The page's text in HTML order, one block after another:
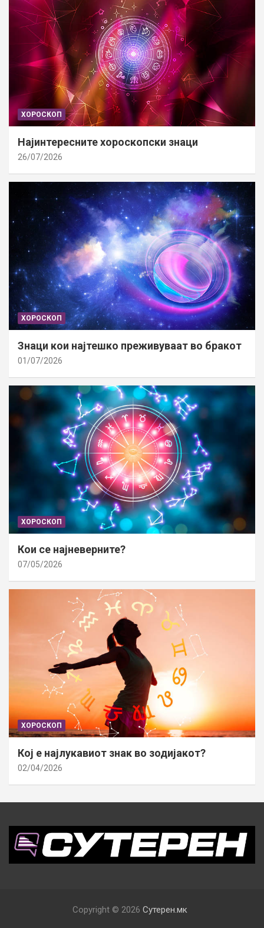
ХОРОСКОП
Најинтересните хороскопски знаци
26/07/2026
ХОРОСКОП
Знаци кои најтешко преживуваат во бракот
01/07/2026
ХОРОСКОП
Кои се најневерните?
07/05/2026
ХОРОСКОП
Кој е најлукавиот знак во зодијакот?
02/04/2026
Copyright © 2026 Сутерен.мк